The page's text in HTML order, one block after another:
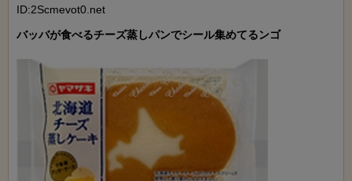
ID:2Scmevot0.net